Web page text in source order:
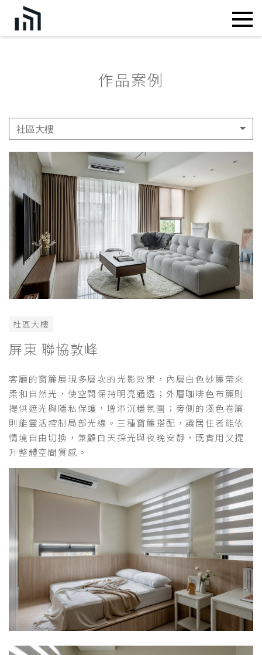
作品案例
社區大樓
社區大樓
屏東 聯協敦峰
客廳的窗簾展現多層次的光影效果，內層白色紗簾帶來
柔和自然光，使空間保持明亮通透；外層咖啡色布簾則
提供遮光與隱私保護，增添沉穩氛圍；旁側的淺色卷簾
則能靈活控制局部光線。三種窗簾搭配，讓居住者能依
情境自由切換，兼顧白天採光與夜晚安靜，既實用又提
升整體空間質感。